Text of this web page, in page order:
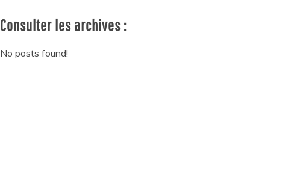
Consulter les archives :
No posts found!